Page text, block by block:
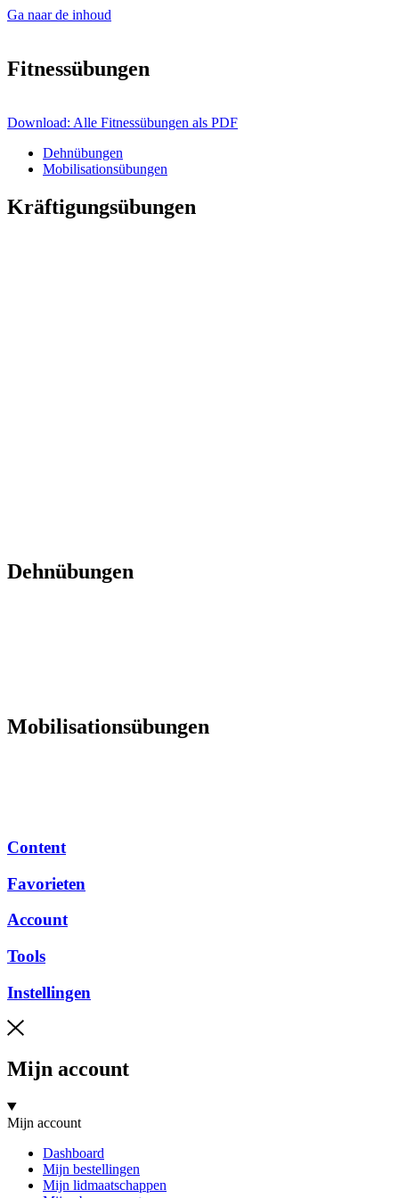
Ga naar de inhoud
Fitnessübungen
Download: Alle Fitnessübungen als PDF
Dehnübungen
Mobilisationsübungen
Kräftigungsübungen
Dehnübungen
Mobilisationsübungen
Content
Favorieten
Account
Tools
Instellingen
Mijn account
Mijn account
Dashboard
Mijn bestellingen
Mijn lidmaatschappen